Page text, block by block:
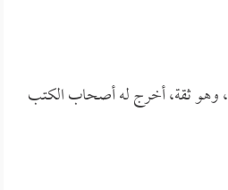
، وهو ثقة، أخرج له أصحاب الكتب